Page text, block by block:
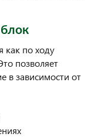
как по ходу
позволяет
в зависимости от